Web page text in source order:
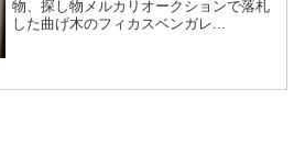
物、探し物メルカリオークションで落札
した曲げ木のフィカスベンガレ...